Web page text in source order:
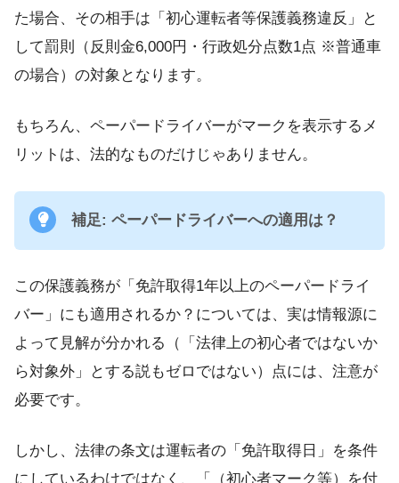
た場合、その相手は「初心運転者等保護義務違反」と
して罰則（反則金6,000円・行政処分点数1点 ※普通車
の場合）の対象となります。
もちろん、ペーパードライバーがマークを表示するメ
リットは、法的なものだけじゃありません。
補足: ペーパードライバーへの適用は？
この保護義務が「免許取得1年以上のペーパードライ
バー」にも適用されるか？については、実は情報源に
よって見解が分かれる（「法律上の初心者ではないか
ら対象外」とする説もゼロではない）点には、注意が
必要です。
しかし、法律の条文は運転者の「免許取得日」を条件
にしているわけではなく、「（初心者マーク等）を付